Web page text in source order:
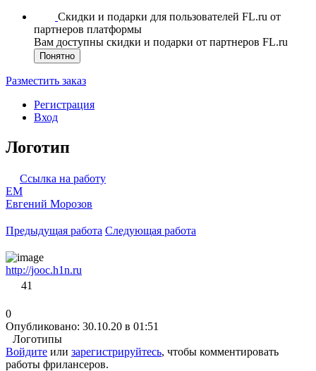
Скидки и подарки для пользователей FL.ru от
партнеров платформы
Вам доступны скидки и подарки от партнеров FL.ru
Понятно
Разместить заказ
Регистрация
Вход
Логотип
Ссылка на работу
ЕМ
Евгений Морозов
Предыдущая работа Следующая работа
http://jooc.h1n.ru
41
0
Опубликовано: 30.10.20 в 01:51
Логотипы
Войдите или зарегистрируйтесь, чтобы комментировать
работы фрилансеров.